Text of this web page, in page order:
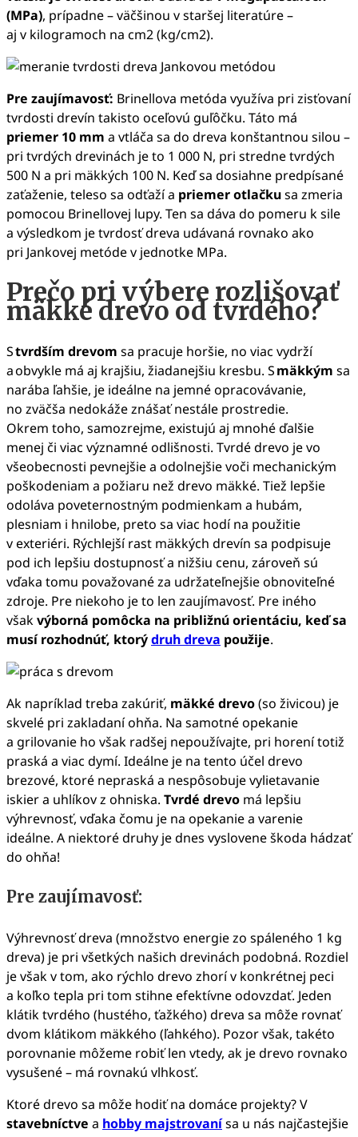
(MPa), prípadne – väčšinou v staršej literatúre –
aj v kilogramoch na cm2 (kg/cm2).
Pre zaujímavosť: Brinellova metóda využíva pri zisťovaní
tvrdosti drevín takisto oceľovú guľôčku. Táto má
priemer 10 mm a vtláča sa do dreva konštantnou silou –
pri tvrdých drevinách je to 1 000 N, pri stredne tvrdých
500 N a pri mäkkých 100 N. Keď sa dosiahne predpísané
zaťaženie, teleso sa odťaží a priemer otlačkusa zmeria
pomocou Brinellovej lupy. Ten sa dáva do pomeru k sile
a výsledkom je tvrdosť dreva udávaná rovnako ako
pri Jankovej metóde v jednotke MPa.
Prečo pri výbere rozlišovať
mäkké drevo od tvrdého?
Stvrdším drevom sa pracuje horšie, no viac vydrží
a obvykle má aj krajšiu, žiadanejšiu kresbu. Smäkkým sa
narába ľahšie, je ideálne na jemné opracovávanie,
no zväčša nedokáže znášať nestále prostredie.
Okrem toho, samozrejme, existujú aj mnohé ďalšie
menej či viac významné odlišnosti. Tvrdé drevo je vo
všeobecnosti pevnejšie a odolnejšie voči mechanickým
poškodeniam a požiaru než drevo mäkké. Tiež lepšie
odoláva poveternostným podmienkam a hubám,
plesniam i hnilobe, preto sa viac hodí na použitie
v exteriéri. Rýchlejší rast mäkkých drevín sa podpisuje
pod ich lepšiu dostupnosť a nižšiu cenu, zároveň sú
vďaka tomu považované za udržateľnejšie obnoviteľné
zdroje. Pre niekoho je to len zaujímavosť. Pre iného
všakvýborná pomôcka na približnú orientáciu, keď sa
musí rozhodnúť, ktorýdruh dreva použije.
Ak napríklad treba zakúriť, mäkké drevo(so živicou) je
skvelé pri zakladaní ohňa. Na samotné opekanie
a grilovanie ho však radšej nepoužívajte, pri horení totiž
praská a viac dymí. Ideálne je na tento účel drevo
brezové, ktoré nepraská a nespôsobuje vylietavanie
iskier a uhlíkov z ohniska. Tvrdé drevo má lepšiu
výhrevnosť, vďaka čomu je na opekanie a varenie
ideálne. A niektoré druhy je dnes vyslovene škoda hádzať
do ohňa!
Pre zaujímavosť:
Výhrevnosť dreva (množstvo energie zo spáleného 1 kg
dreva) je pri všetkých našich drevinách podobná. Rozdiel
je však v tom, ako rýchlo drevo zhorí v konkrétnej peci
a koľko tepla pri tom stihne efektívne odovzdať. Jeden
klátik tvrdého (hustého, ťažkého) dreva sa môže rovnať
dvom klátikom mäkkého (ľahkého). Pozor však, takéto
porovnanie môžeme robiť len vtedy, ak je drevo rovnako
vysušené – má rovnakú vlhkosť.
Ktoré drevo sa môže hodiť na domáce projekty? V
stavebníctve a hobby majstrovanísa u nás najčastejšie